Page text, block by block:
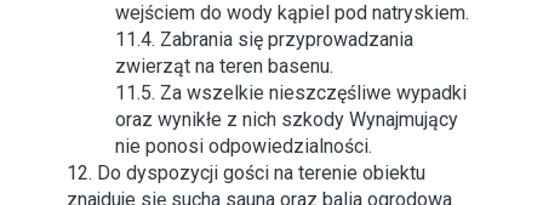
wejściem do wody kąpiel pod natryskiem.
11.4. Zabrania się przyprowadzania
zwierząt na teren basenu.
11.5. Za wszelkie nieszczęśliwe wypadki
oraz wynikłe z nich szkody Wynajmujący
nie ponosi odpowiedzialności.
12. Do dyspozycji gości na terenie obiektu
znajduje się sucha sauna oraz balia ogrodowa.